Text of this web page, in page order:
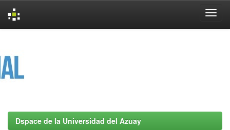
Dspace de la Universidad del Azuay